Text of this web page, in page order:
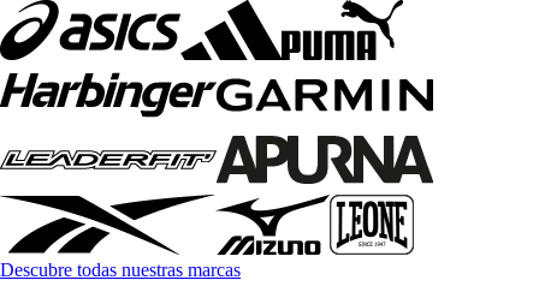
Descubre todas nuestras marcas